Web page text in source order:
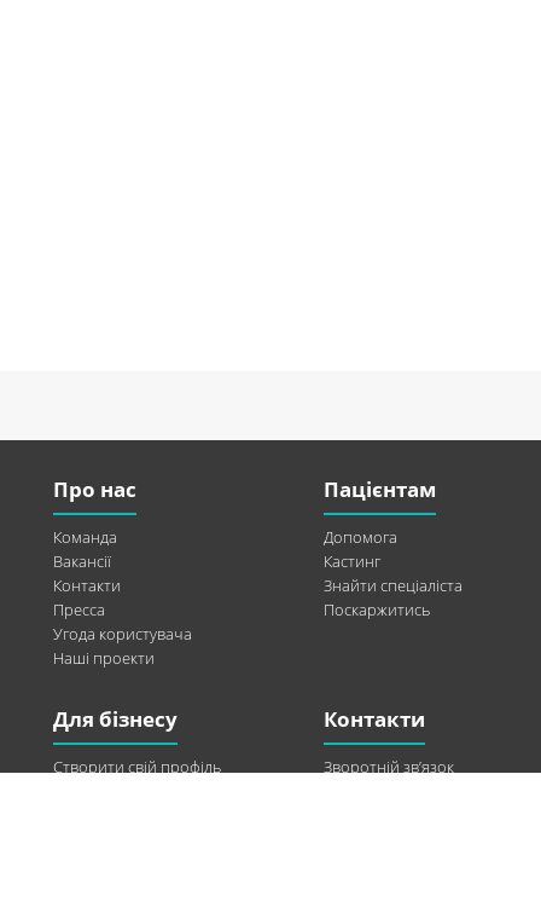
Про нас
Команда
Вакансії
Контакти
Пресса
Угода користувача
Наші проекти
Пацієнтам
Допомога
Кастинг
Знайти спеціаліста
Поскаржитись
Для бізнесу
Створити свій профіль
Контакти
Зворотній зв’язок